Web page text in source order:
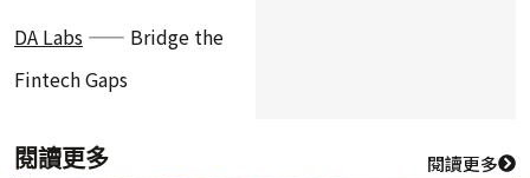
DA Labs —— Bridge the
Fintech Gaps
閱讀更多 閱讀更多